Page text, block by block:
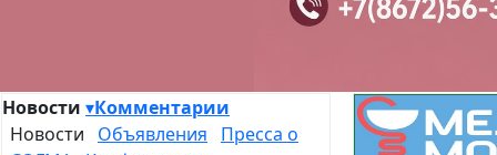
Новости ▾Комментарии
Новости Объявления
Пресса о